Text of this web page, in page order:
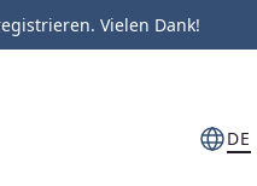
Vielen Dank!
DE